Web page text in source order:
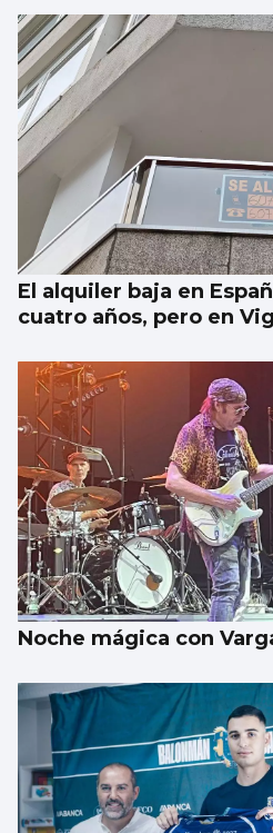
FÚTBOL | PRIMERA DIVISIÓN
Bisiwu: "Cuando Flick
El alquiler baja en
cuatro años, pero en
Noche mágica con